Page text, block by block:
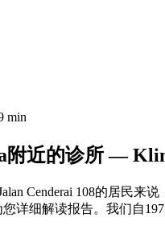
min
附近的诊所 —
Cenderai 108的居民
详细解读报告。我们自